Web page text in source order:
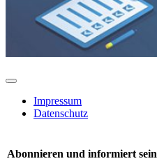
Toggle
NavigationImpressum
Datenschutz
Abonnieren und informiert sein